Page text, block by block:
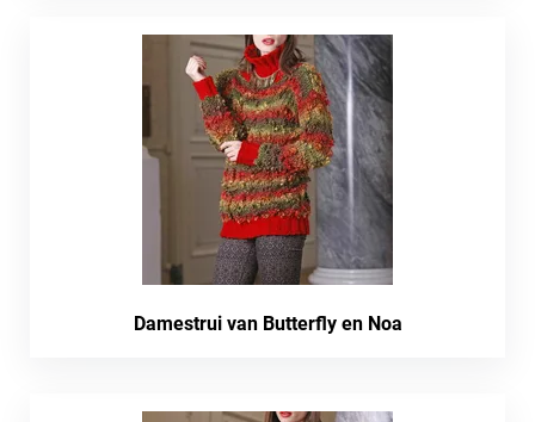
Damestrui van Butterfly en Noa